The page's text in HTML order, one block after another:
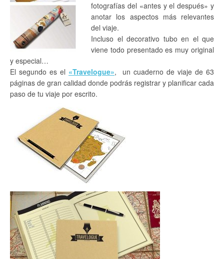
fotografías del «antes y el después» y
anotar los aspectos más relevantes
del viaje.
Incluso el decorativo tubo en el que
viene todo presentado es muy original
y especial…
El segundo es el «Travelogue», un cuaderno de viaje de 63
páginas de gran calidad donde podrás registrar y planificar cada
paso de tu viaje por escrito.